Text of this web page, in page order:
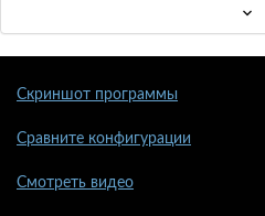
Скриншот программы
Сравните конфигурации
Смотреть видео